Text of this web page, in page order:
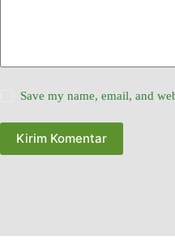
Save my name, email, and
Kirim Komentar